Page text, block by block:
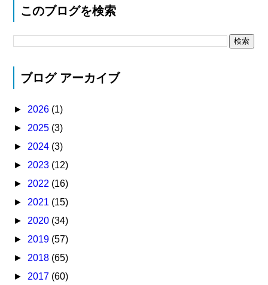
このブログを検索
ブログ アーカイブ
► 2026 (1)
► 2025 (3)
► 2024 (3)
► 2023 (12)
► 2022 (16)
► 2021 (15)
► 2020 (34)
► 2019 (57)
► 2018 (65)
► 2017 (60)